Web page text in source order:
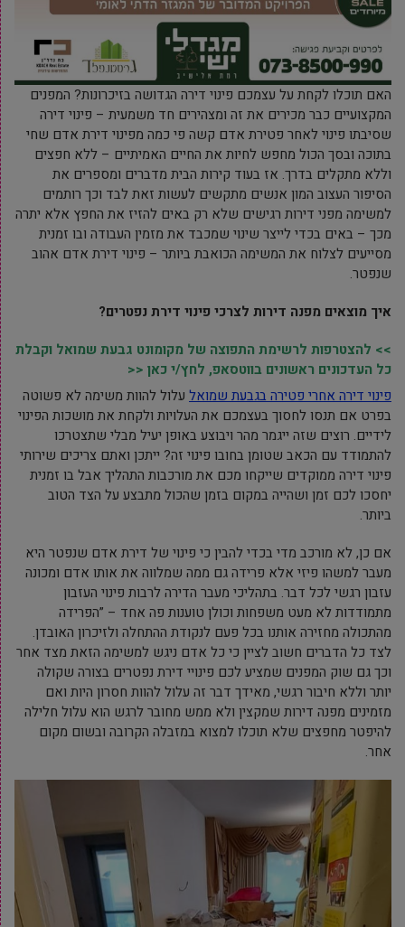
האם תוכלו לקחת על עצמכם פינוי דירה הגדושה בזיכרונות? המפנים
המקצועיים כבר מכירים את זה ומצהירים חד משמעית – פינוי דירה
שסיבתו פינוי לאחר פטירת אדם קשה פי כמה מפינוי דירת אדם שחי
בתוכה ובסך הכול מחפש לחיות את החיים האמיתיים – ללא חפצים
וללא מתקלים בדרך. אז בעוד קירות הבית מדברים ומספרים את
הסיפור העצוב המון אנשים מתקשים לעשות זאת לבד וכך רותמים
למשימה מפני דירות רגישים שלא רק באים להזיז את החפץ אלא יתרה
מכך – באים בכדי לייצר שינוי שמכבד את מזמין העבודה ובו זמנית
מסייעים לצלוח את המשימה הכואבת ביותר – פינוי דירת אדם אהוב
שנפטר.
איך מוצאים מפנה דירות לצרכי פינוי דירת נפטרים?
>> להצטרפות לרשימת התפוצה של מקומונט גבעת שמואל וקבלת
כל העדכונים ראשונים בווטסאפ, לחץ/י כאן <<
פינוי דירה אחרי פטירה בגבעת שמואל עלול להוות משימה לא פשוטה
בפרט אם תנסו לחסוך בעצמכם את העלויות ולקחת את מושכות הפינוי
לידיים. רוצים שזה ייגמר מהר ויבוצע באופן יעיל מבלי שתצטרכו
להתמודד עם הכאב שטומן בחובו פינוי זה? ייתכן ואתם צריכים שירותי
פינוי דירה ממוקדים שייקחו מכם את מורכבות התהליך אבל בו זמנית
יחסכו לכם זמן ושהייה במקום בזמן שהכול מתבצע על הצד הטוב
ביותר.
אם כן, לא מורכב מדי בכדי להבין כי פינוי של דירת אדם שנפטר היא
מעבר למשהו פיזי אלא פרידה גם ממה שמלווה את אותו אדם ומכונה
עזבון רגשי לכל דבר. בתהליכי מעבר הדירה לרבות פינוי העזבון
מתמודדות לא מעט משפחות וכולן טוענות פה אחד – ”הפרידה
מהתכולה מחזירה אותנו בכל פעם לנקודת ההתחלה ולזיכרון האובדן.
לצד כל הדברים חשוב לציין כי כל אדם ניגש למשימה הזאת מצד אחר
וכך גם שוק המפנים שמציע לכם פינויי דירת נפטרים בצורה שקולה
יותר וללא חיבור רגשי, מאידך דבר זה עלול להוות חסרון היות ואם
מזמינים מפנה דירות שמקצין ולא ממש מחובר לרגש הוא עלול חלילה
להיפטר מחפצים שלא תוכלו למצוא במזבלה הקרובה ובשום מקום
אחר.